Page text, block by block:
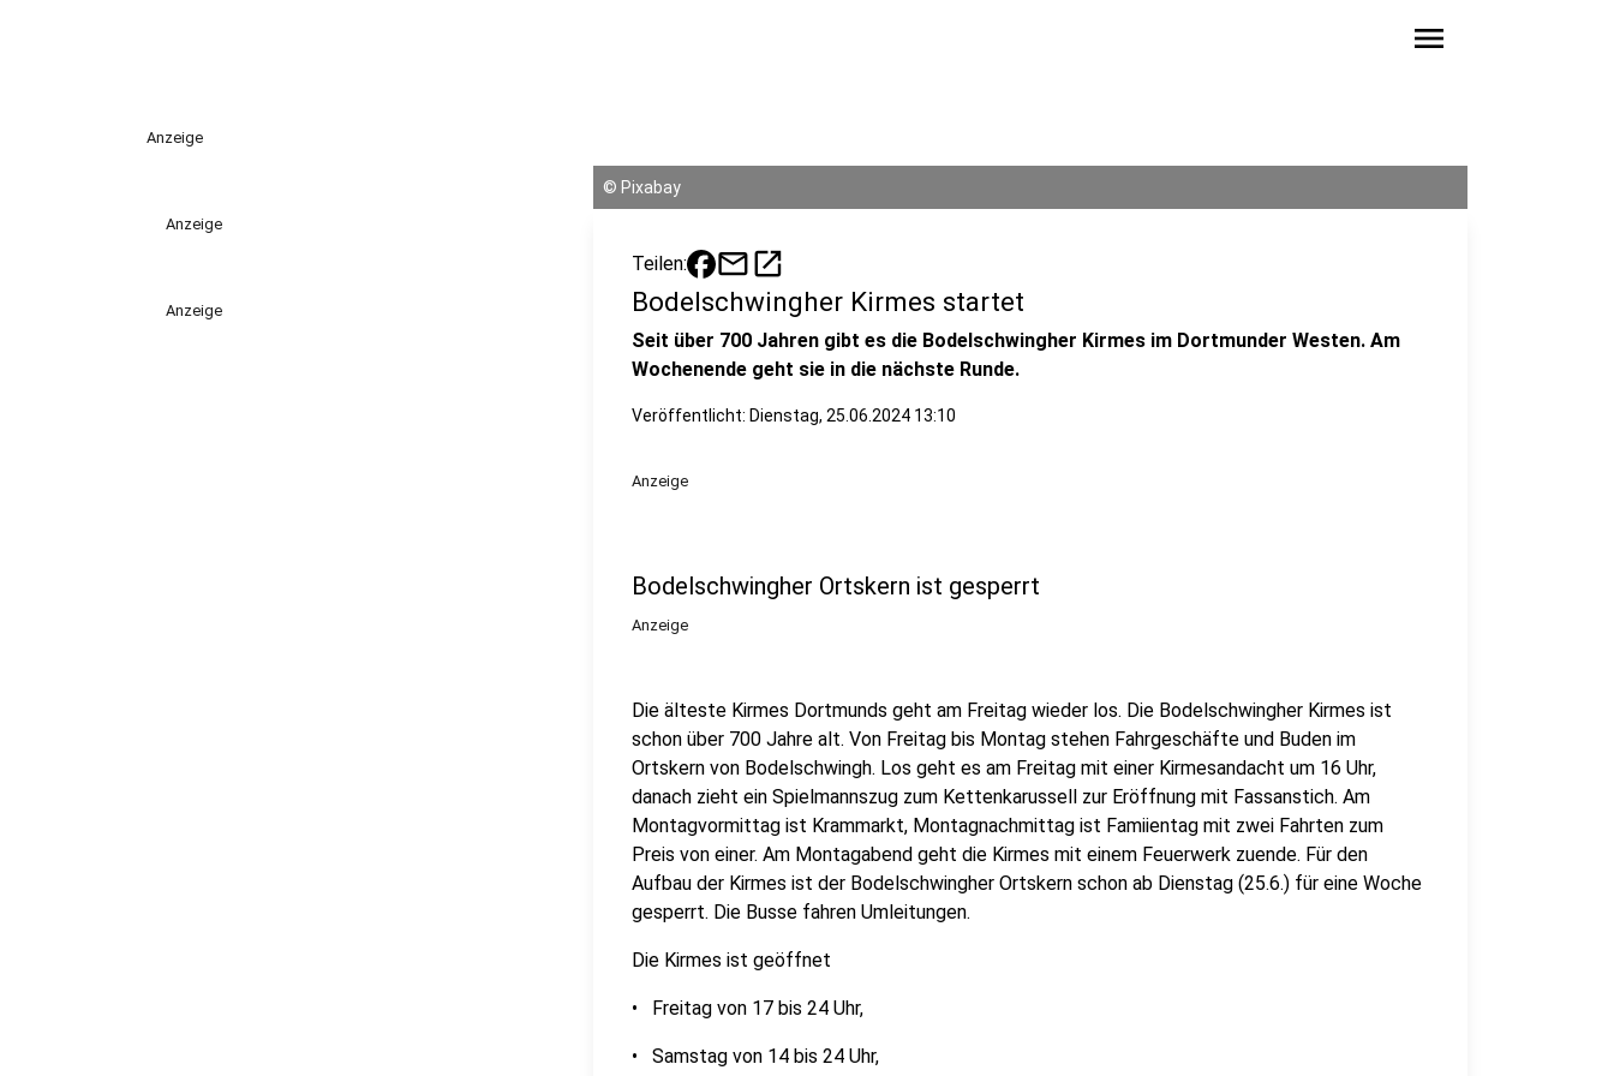
menu
Anzeige
Anzeige
Anzeige
© Pixabay
Teilen: mailopen_in_new
Bodelschwingher Kirmes startet
Seit über 700 Jahren gibt es die Bodelschwingher Kirmes im Dortmunder Westen. Am
Wochenende geht sie in die nächste Runde.
Veröffentlicht: Dienstag, 25.06.2024 13:10
Anzeige
Bodelschwingher Ortskern ist gesperrt
Anzeige
Die älteste Kirmes Dortmunds geht am Freitag wieder los. Die Bodelschwingher Kirmes ist
schon über 700 Jahre alt. Von Freitag bis Montag stehen Fahrgeschäfte und Buden im
Ortskern von Bodelschwingh. Los geht es am Freitag mit einer Kirmesandacht um 16 Uhr,
danach zieht ein Spielmannszug zum Kettenkarussell zur Eröffnung mit Fassanstich. Am
Montagvormittag ist Krammarkt, Montagnachmittag ist Famiientag mit zwei Fahrten zum
Preis von einer. Am Montagabend geht die Kirmes mit einem Feuerwerk zuende. Für den
Aufbau der Kirmes ist der Bodelschwingher Ortskern schon ab Dienstag (25.6.) für eine Woche
gesperrt. Die Busse fahren Umleitungen.
Die Kirmes ist geöffnet
• Freitag von 17 bis 24 Uhr,
• Samstag von 14 bis 24 Uhr,